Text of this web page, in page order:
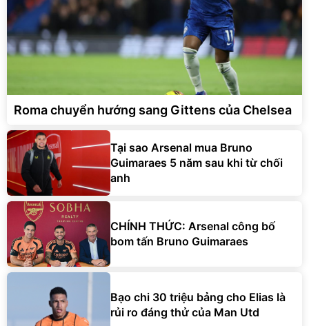
Roma chuyển hướng sang Gittens của Chelsea
Tại sao Arsenal mua Bruno
Guimaraes 5 năm sau khi từ chối
anh
CHÍNH THỨC: Arsenal công bố
bom tấn Bruno Guimaraes
Bạo chi 30 triệu bảng cho Elias là
rủi ro đáng thử của Man Utd